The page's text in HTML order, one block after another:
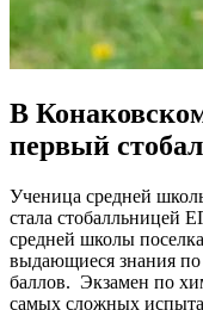
В
первый
Ученица средней
стала стобалльницей
средней школы
выдающиеся знания
баллов. Экзамен по
самых сложных